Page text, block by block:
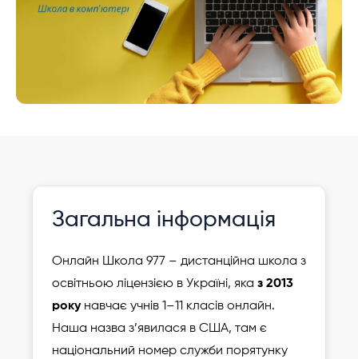
Зареєструвати
дитину
Загальна інформація
Онлайн Школа 977 – дистанційна школа з
освітньою ліцензією в Україні, яка з 2013
рокунавчає учнів 1–11 класів онлайн.
Наша назва з’явилася в США, там є
національний номер служби порятунку